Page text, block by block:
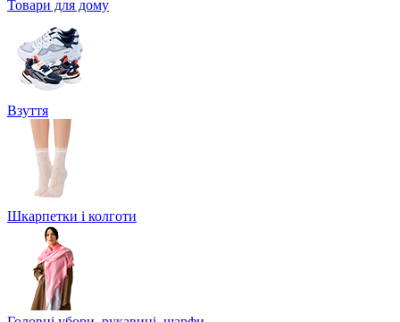
Товари для дому
Взуття
Шкарпетки і колготи